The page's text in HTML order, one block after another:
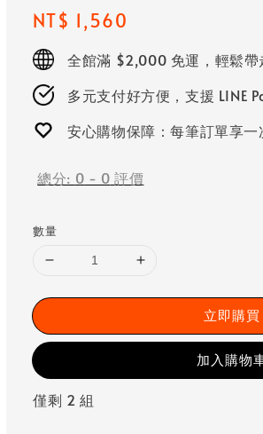
Regular
price
NT$ 1,560
全館滿 $2,000 免運，輕鬆帶
多元支付好方便，支援 LINE
安心購物保障：每筆訂單享
總分: 0 - 0 評價
數量
立即購買
加入購物
僅剩 2 組